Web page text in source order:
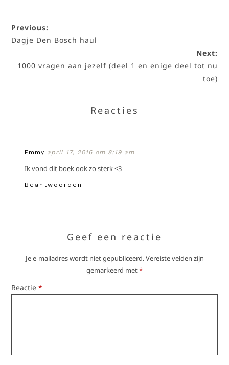
Previous:
Dagje Den Bosch haul
Next:
1000 vragen aan jezelf (deel 1 en enige deel tot nu
toe)
Reacties
Emmy april 17, 2016 om 8:19 am
Ik vond dit boek ook zo sterk <3
Beantwoorden
Geef een reactie
Je e-mailadres wordt niet gepubliceerd.Vereiste velden zijn
gemarkeerd met*
Reactie*